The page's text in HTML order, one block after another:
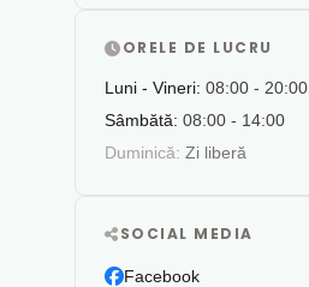
ORELE DE LUCRU
Luni - Vineri: 08:00 - 20:00
Sâmbătă: 08:00 - 14:00
Duminică: Zi liberă
SOCIAL MEDIA
Facebook